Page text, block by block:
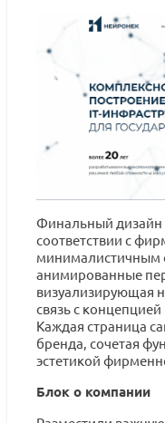
Финальный дизайн
соответствии с
минималистичным
анимированные
визуализирующая
связь с концепцией
Каждая страница
бренда, сочетая
эстетикой
Блок о компании